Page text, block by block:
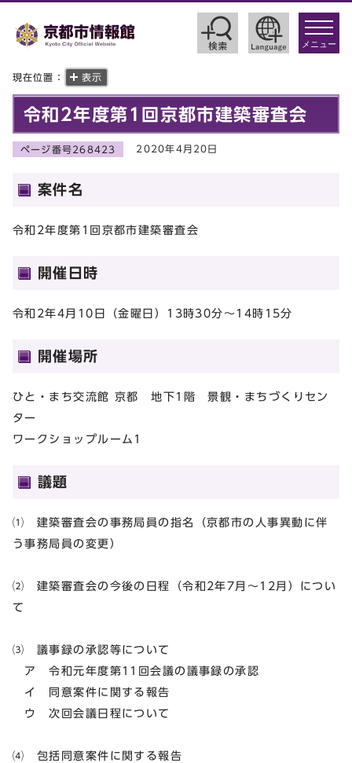
toggle
メニュー
現在位置： 表示
令和2年度第1回京都市建築審査会
ページ番号268423 2020年4月20日
案件名
令和2年度第1回京都市建築審査会
開催日時
令和2年4月10日（金曜日）13時30分～14時15分
開催場所
ひと・まち交流館 京都 地下1階 景観・まちづくりセン
ター
ワークショップルーム1
議題
⑴ 建築審査会の事務局員の指名（京都市の人事異動に伴
う事務局員の変更）
⑵ 建築審査会の今後の日程（令和2年7月～12月）につい
て
⑶ 議事録の承認等について
ア 令和元年度第11回会議の議事録の承認
イ 同意案件に関する報告
ウ 次回会議日程について
⑷ 包括同意案件に関する報告